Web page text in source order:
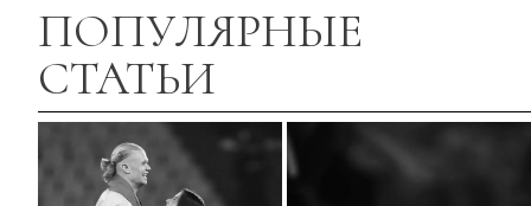
ПОПУЛЯРНЫЕ
СТАТЬИ